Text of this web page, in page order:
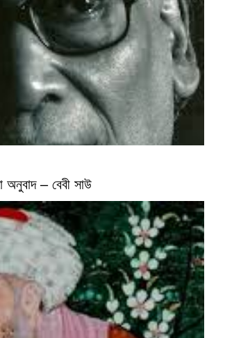
অনুবাদ – বেবী সাউ